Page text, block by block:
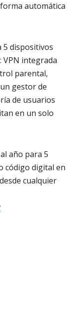
automática
5 dispositivos
VPN integrada
parental,
gestor de
de usuarios
en un solo
año para 5
código digital en
cualquier